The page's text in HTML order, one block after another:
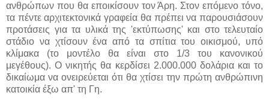
ανθρώπων που θα εποικίσουν τον Άρη. Στον επόμενο τόνο,
τα πέντε αρχιτεκτονικά γραφεία θα πρέπει να παρουσιάσουν
προτάσεις για τα υλικά της 'εκτύπωσης' και στο τελευταίο
στάδιο να χτίσουν ένα από τα σπίτια του οικισμού, υπό
κλίμακα (το μοντέλο θα είναι στο 1/3 του κανονικού
μεγέθους). Ο νικητής θα κερδίσει 2.000.000 δολάρια και το
δικαίωμα να ονειρεύεται ότι θα χτίσει την πρώτη ανθρώπινη
κατοικία έξω απ' τη Γη.